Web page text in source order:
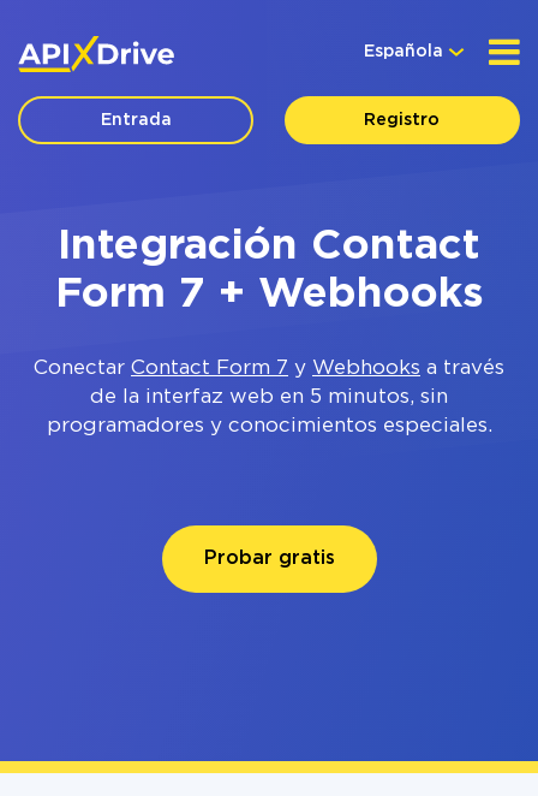
Española
Entrada Registro
Integración Contact
Form 7 + Webhooks
Conectar Contact Form 7 y Webhooks a través
de la interfaz web en 5 minutos, sin
programadores y conocimientos especiales.
Probar gratis